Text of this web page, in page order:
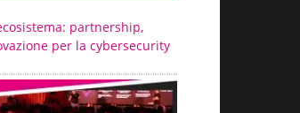
partnership,
per la cybersecurity